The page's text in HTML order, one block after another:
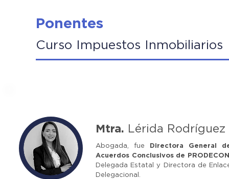
Ponentes
Curso Impuestos Inmobiliarios
Mtra. Lérida Rodríguez
Abogada, fue
Directora General
Acuerdos Conclusivos de PRODECON
Delegada Estatal y Directora de
Delegacional.